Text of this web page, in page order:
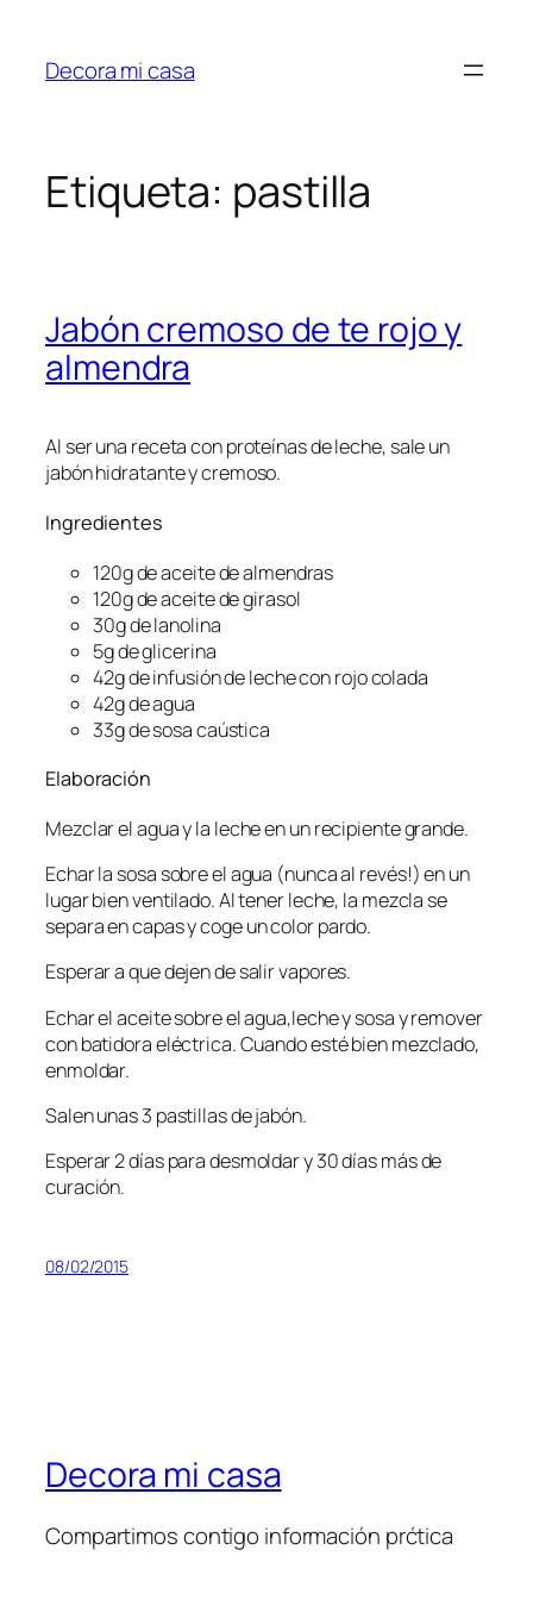
contenido
Decora mi casa
Etiqueta: pastilla
Jabón cremoso de te rojo y
almendra
Al ser una receta con proteínas de leche, sale un
jabón hidratante y cremoso.
Ingredientes
120g de aceite de almendras
120g de aceite de girasol
30g de lanolina
5g de glicerina
42g de infusión de leche con rojo colada
42g de agua
33g de sosa caústica
Elaboración
Mezclar el agua y la leche en un recipiente grande.
Echar la sosa sobre el agua (nunca al revés!) en un
lugar bien ventilado. Al tener leche, la mezcla se
separa en capas y coge un color pardo.
Esperar a que dejen de salir vapores.
Echar el aceite sobre el agua,leche y sosa y remover
con batidora eléctrica. Cuando esté bien mezclado,
enmoldar.
Salen unas 3 pastillas de jabón.
Esperar 2 días para desmoldar y 30 días más de
curación.
08/02/2015
Decora mi casa
Compartimos contigo información prćtica